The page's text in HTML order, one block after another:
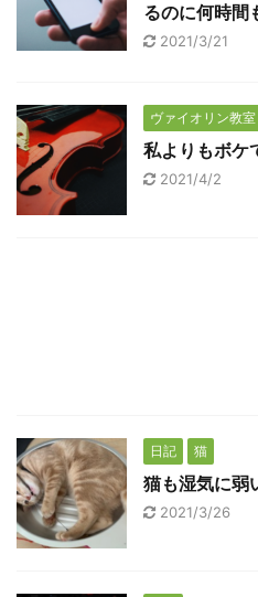
るのに何時間
2021/3/21
ヴァイオリン教室
私よりもボケ
2021/4/2
日記 猫
猫も湿気に弱
2021/3/26